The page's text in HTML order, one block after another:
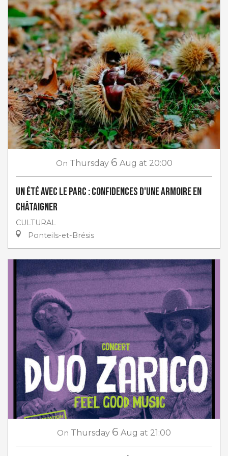
On Thursday 6 Aug at 20:00
Un Été avec le Parc : Confidences d'une armoire en
châtaigner
CULTURAL
Ponteils-et-Brésis
On Thursday 6 Aug at 21:00